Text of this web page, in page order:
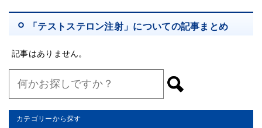
「テストステロン注射」についての記事まとめ
記事はありません。
カテゴリーから探す